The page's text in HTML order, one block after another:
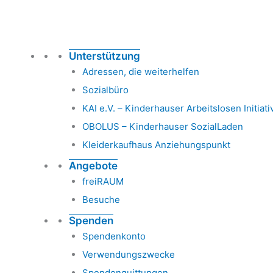
Unterstützung
Adressen, die weiterhelfen
Sozialbüro
KAI e.V. – Kinderhauser Arbeitslosen
OBOLUS – Kinderhauser SozialLaden
Kleiderkaufhaus Anziehungspunkt
Angebote
freiRAUM
Besuche
Spenden
Spendenkonto
Verwendungszwecke